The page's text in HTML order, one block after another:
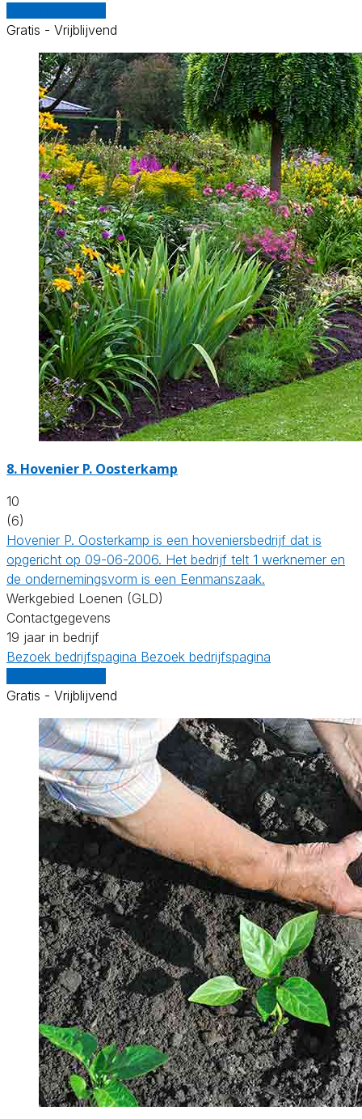
Gratis - Vrijblijvend
8. Hovenier P. Oosterkamp
10
(6)
Hovenier P. Oosterkamp is een hoveniersbedrijf dat is
opgericht op 09-06-2006. Het bedrijf telt 1 werknemer en
de ondernemingsvorm is een Eenmanszaak.
Werkgebied Loenen (GLD)
Contactgegevens
19 jaar in bedrijf
Bezoek bedrijfspagina Bezoek bedrijfspagina
Gratis - Vrijblijvend